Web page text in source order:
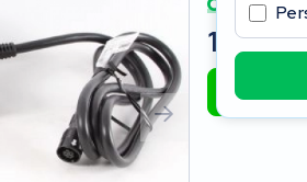
Begin te typen in de